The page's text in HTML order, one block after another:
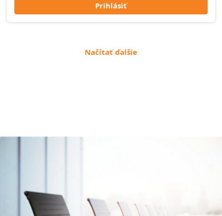
Prihlásiť
Načítať ďalšie